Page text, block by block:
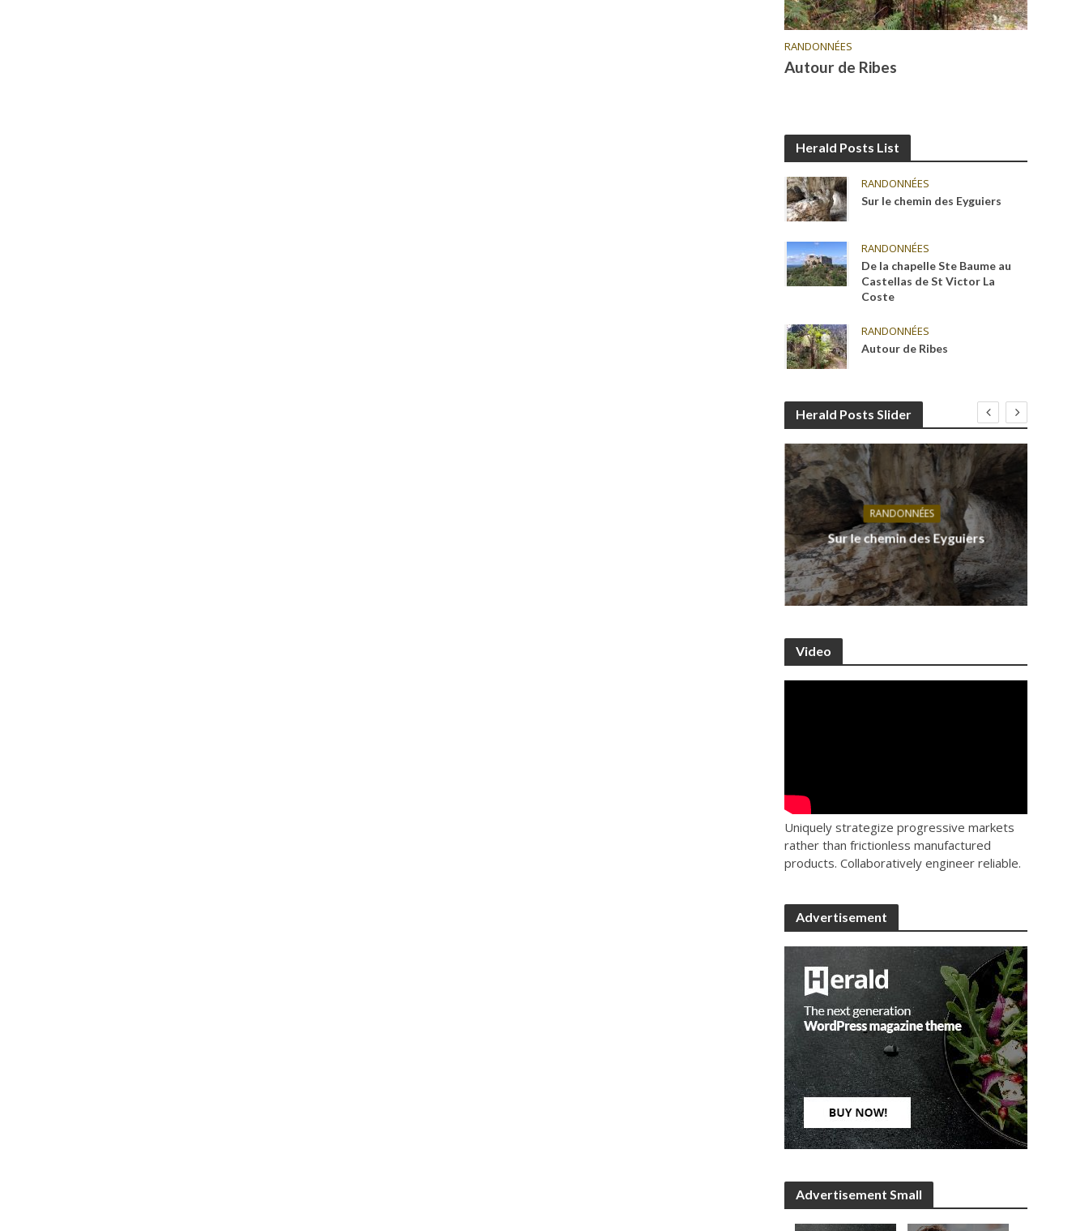
RANDONNÉES
Autour de Ribes
Herald Posts List
RANDONNÉES
Sur le chemin des Eyguiers
RANDONNÉES
De la chapelle Ste Baume au
Castellas de St Victor La
Coste
RANDONNÉES
Autour de Ribes
Herald Posts Slider
RANDONNÉES
Sur le chemin des Eyguiers
Video
Uniquely strategize progressive markets
rather than frictionless manufactured
products. Collaboratively engineer reliable.
Advertisement
Advertisement Small